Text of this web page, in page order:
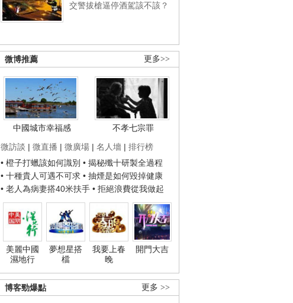
交警拔槍逼停酒駕該不該？
更多>>
微博推薦
中國城市幸福感
不孝七宗罪
微訪談 | 微直播 | 微廣場 | 名人墻 | 排行榜
• 橙子打蠟該如何識別 • 揭秘殲十研製全過程
• 十種貴人可遇不可求 • 抽煙是如何毀掉健康
• 老人為病妻搭40米扶手 • 拒絕浪費從我做起
美麗中國
濕地行
夢想星搭
檔
我要上春
晚
開門大吉
更多 >>
博客勁爆點